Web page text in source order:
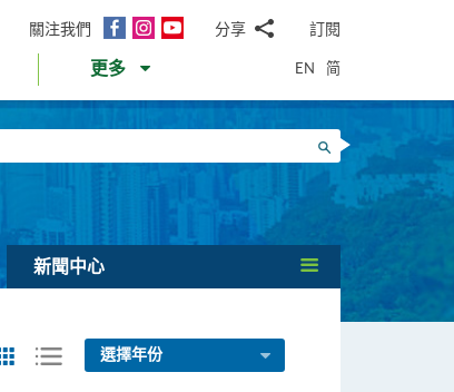
關注我們
面
InstagramYouTube分享
郵WhatsApp
微
信
面
書Twitter
LinkedIn
微
訂閱
更多 EN 简
搜尋
新聞中心
選擇年份